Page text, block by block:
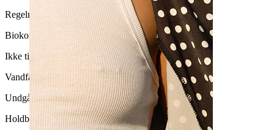
Regelmæssig brug
Biokompatibilitet
Ikke til sensitiv hud
Vandfasthed
Undgå vand
Holdbarhed